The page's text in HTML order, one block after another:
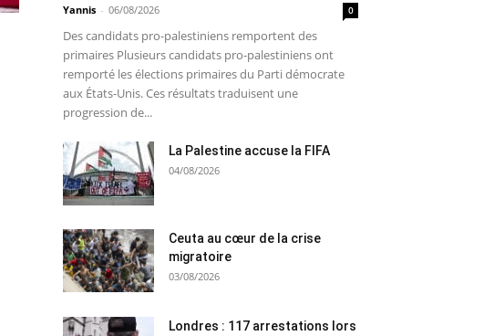
Yannis - 06/08/2026 0
Des candidats pro-palestiniens remportent des
primaires Plusieurs candidats pro-palestiniens ont
remporté les élections primaires du Parti démocrate
aux États-Unis. Ces résultats traduisent une
progression de...
La Palestine accuse la FIFA
04/08/2026
Ceuta au cœur de la crise
migratoire
03/08/2026
Londres : 117 arrestations lors